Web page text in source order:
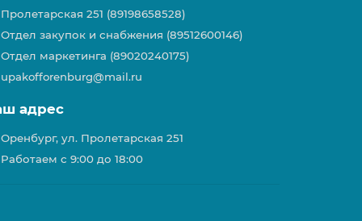
Пролетарская 251 (89198658528)
Отдел закупок и снабжения (89512600146)
Отдел маркетинга (89020240175)
upakofforenburg@mail.ru
адрес
Оренбург, ул. Пролетарская 251
Работаем с 9:00 до 18:00